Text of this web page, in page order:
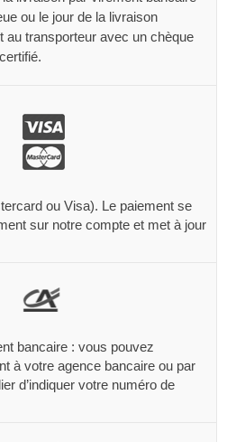
ou le jour de la livraison
au transporteur avec un chèque
ou Visa). Le paiement se
sur notre compte et met à jour
bancaire : vous pouvez
à votre agence bancaire ou par
d’indiquer votre numéro de